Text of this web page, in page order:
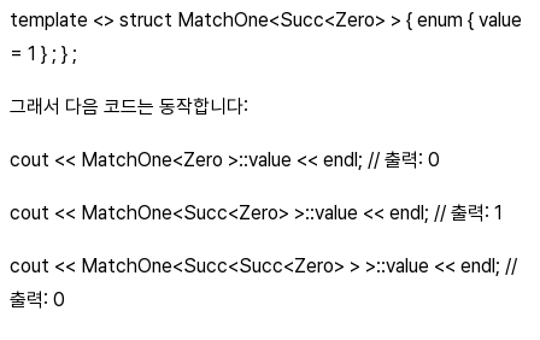
template <> struct MatchOne<Succ<Zero> > { enum { value
= 1 } ; } ;
그래서 다음 코드는 동작합니다:
cout << MatchOne<Zero >::value << endl; // 출력: 0
cout << MatchOne<Succ<Zero> >::value << endl; // 출력: 1
cout << MatchOne<Succ<Succ<Zero> > >::value << endl; //
출력: 0